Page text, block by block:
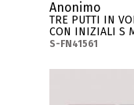
Anonimo
TRE PUTTI IN
CON INIZIALI S
S-FN41561